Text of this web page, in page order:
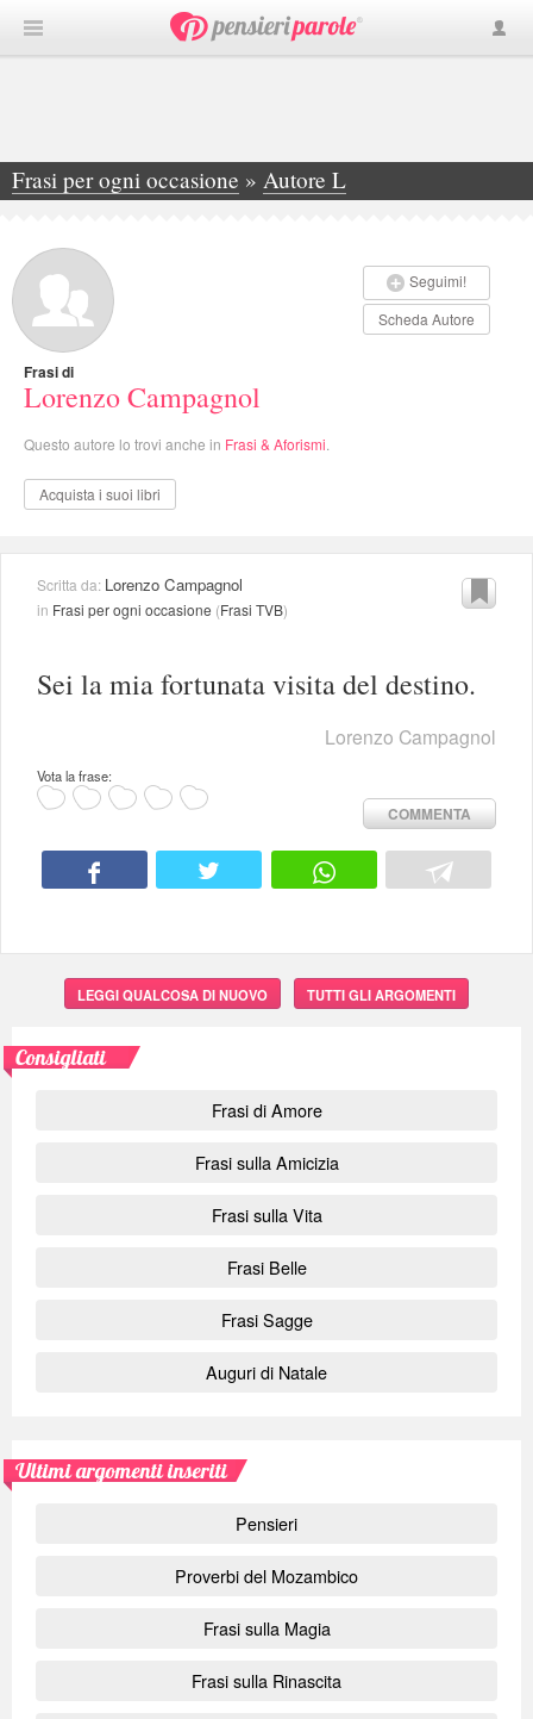
Frasi per ogni occasione » Autore L
»Lorenzo Campagnol
Seguimi!
Scheda Autore
Frasi di
Lorenzo Campagnol
Questo autore lo trovi anche in Frasi & Aforismi
Acquista i suoi libri
Scritta da: Lorenzo Campagnol
in Frasi per ogni occasione (Frasi TVB)
Sei la mia fortunata visita del destino.
Lorenzo Campagnol
Vota la frase:
COMMENTA
LEGGI QUALCOSA DI NUOVO TUTTI GLI ARGOMENTI
Consigliati
Frasi di Amore
Frasi sulla Amicizia
Frasi sulla Vita
Frasi Belle
Frasi Sagge
Auguri di Natale
Ultimi argomenti inseriti
Pensieri
Proverbi del Mozambico
Frasi sulla Magia
Frasi sulla Rinascita